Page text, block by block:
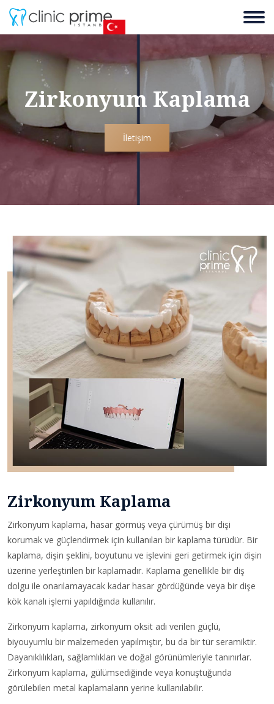
Zirkonyum Kaplama
İletişim
Zirkonyum Kaplama
Zirkonyum kaplama, hasar görmüş veya çürümüş bir dişi
korumak ve güçlendirmek için kullanılan bir kaplama türüdür. Bir
kaplama, dişin şeklini, boyutunu ve işlevini geri getirmek için dişin
üzerine yerleştirilen bir kaplamadır. Kaplama genellikle bir diş
dolgu ile onarılamayacak kadar hasar gördüğünde veya bir dişe
kök kanalı işlemi yapıldığında kullanılır.
Zirkonyum kaplama, zirkonyum oksit adı verilen güçlü,
biyouyumlu bir malzemeden yapılmıştır, bu da bir tür seramiktir.
Dayanıklılıkları, sağlamlıkları ve doğal görünümleriyle tanınırlar.
Zirkonyum kaplama, gülümsediğinde veya konuştuğunda
görülebilen metal kaplamaların yerine kullanılabilir.